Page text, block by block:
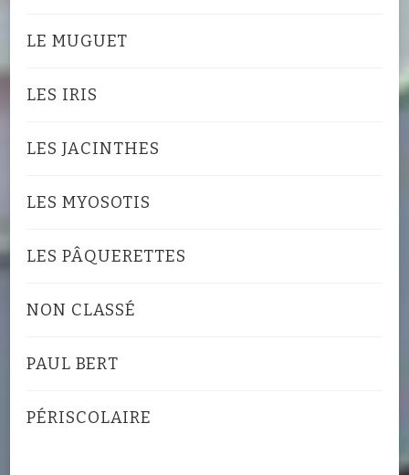
LE MUGUET
LES IRIS
LES JACINTHES
LES MYOSOTIS
LES PÂQUERETTES
NON CLASSÉ
PAUL BERT
PÉRISCOLAIRE